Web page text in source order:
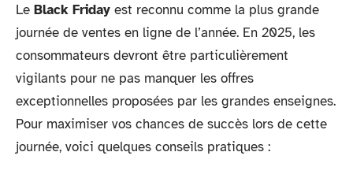
Le Black Friday est reconnu comme la plus grande
journée de ventes en ligne de l’année. En 2025, les
consommateurs devront être particulièrement
vigilants pour ne pas manquer les offres
exceptionnelles proposées par les grandes enseignes.
Pour maximiser vos chances de succès lors de cette
journée, voici quelques conseils pratiques :